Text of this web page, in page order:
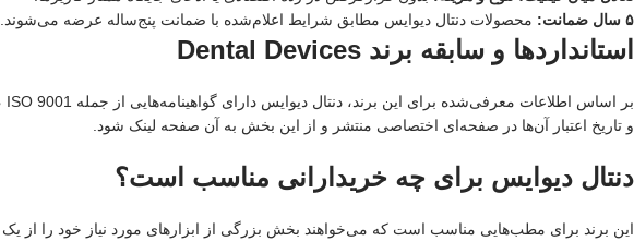
۵ سال ضمانت:
محصولات دنتال دیوایس مطابق شرایط اعلام‌شده با ضمانت پنج‌ساله عرضه می‌شوند.
استانداردها و سابقه برند Dental Devices
و تاریخ اعتبار آن‌ها در صفحه‌ای اختصاصی منتشر و از این بخش به آن صفحه لینک شود.
دنتال دیوایس برای چه خریدارانی مناسب است؟
این برند برای مطب‌هایی مناسب است که می‌خواهند بخش بزرگی از ابزارهای مورد نیاز خود را از یک